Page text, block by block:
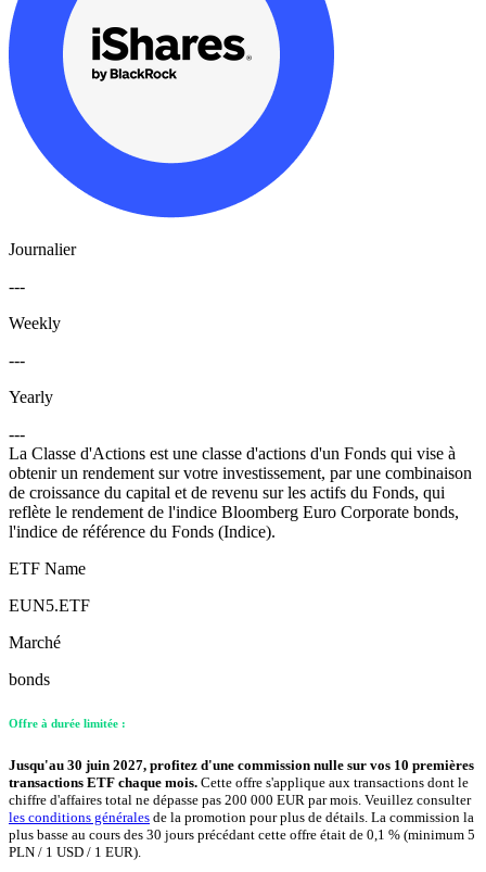
Journalier
---
Weekly
---
Yearly
---
La Classe d'Actions est une classe d'actions d'un Fonds qui vise à
obtenir un rendement sur votre investissement, par une combinaison
de croissance du capital et de revenu sur les actifs du Fonds, qui
reflète le rendement de l'indice Bloomberg Euro Corporate bonds,
l'indice de référence du Fonds (Indice).
ETF Name
EUN5.ETF
Marché
bonds
Offre à durée limitée :
Jusqu'au 30 juin 2027, profitez d'une commission nulle sur vos 10 premières
transactions ETF chaque mois. Cette offre s'applique aux transactions dont le
chiffre d'affaires total ne dépasse pas 200 000 EUR par mois. Veuillez consulter
les conditions générales de la promotion pour plus de détails. La commission la
plus basse au cours des 30 jours précédant cette offre était de 0,1 % (minimum 5
PLN / 1 USD / 1 EUR).